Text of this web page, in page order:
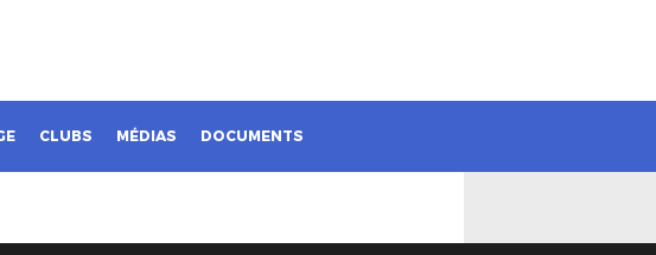
CLUBS MÉDIAS DOCUMENTS